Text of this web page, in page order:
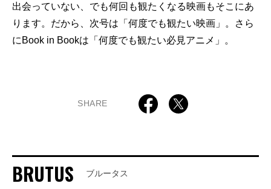
出会っていない、でも何回も観たくなる映画もそこにあ
ります。だから、次号は「何度でも観たい映画」。さら
にBook in Bookは「何度でも観たい必見アニメ」。
SHARE
BRUTUS ブルータス